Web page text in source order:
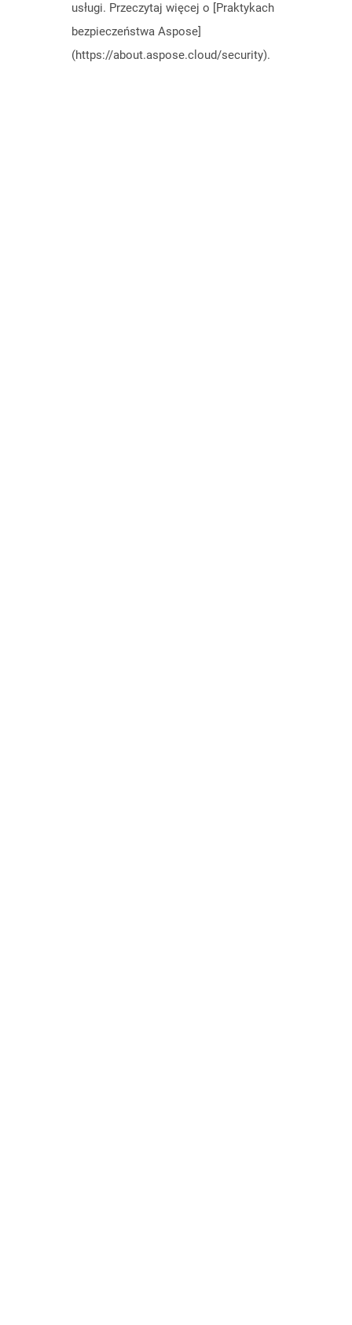
usługi. Przeczytaj więcej o [Praktykach
bezpieczeństwa Aspose]
(https://about.aspose.cloud/security).